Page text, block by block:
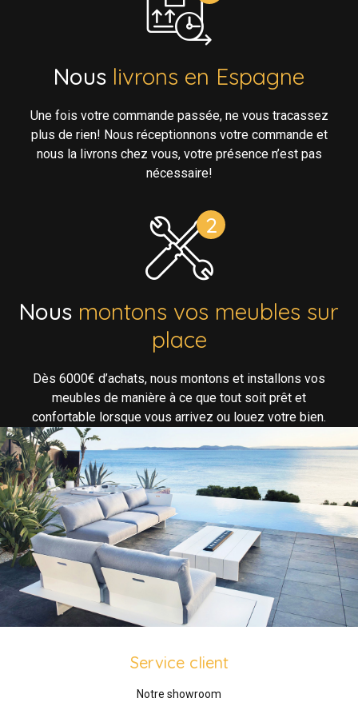
Nous livrons en Espagne
Une fois votre commande passée, ne vous tracassez
plus de rien! Nous réceptionnons votre commande et
nous la livrons chez vous, votre présence n’est pas
nécessaire!
Nous montons vos meubles sur
place
Dès 6000€ d’achats, nous montons et installons vos
meubles de manière à ce que tout soit prêt et
confortable lorsque vous arrivez ou louez votre bien.
Service client
Notre showroom